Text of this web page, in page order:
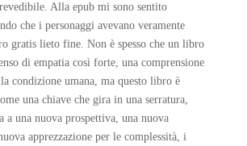
Alla epub mi sono sentito
che i personaggi avevano veramente
gratis lieto fine. Non è spesso che un libro
di empatia così forte, una comprensione
condizione umana, ma questo libro è
una chiave che gira in una serratura,
a una nuova prospettiva, una nuova
apprezzazione per le complessità, i